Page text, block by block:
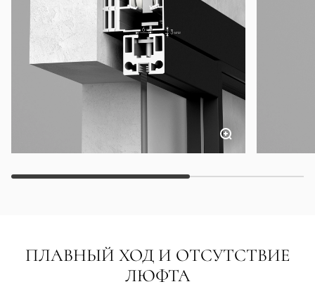
ПЛАВНЫЙ ХОД И ОТСУТСТВИЕ
ЛЮФТА